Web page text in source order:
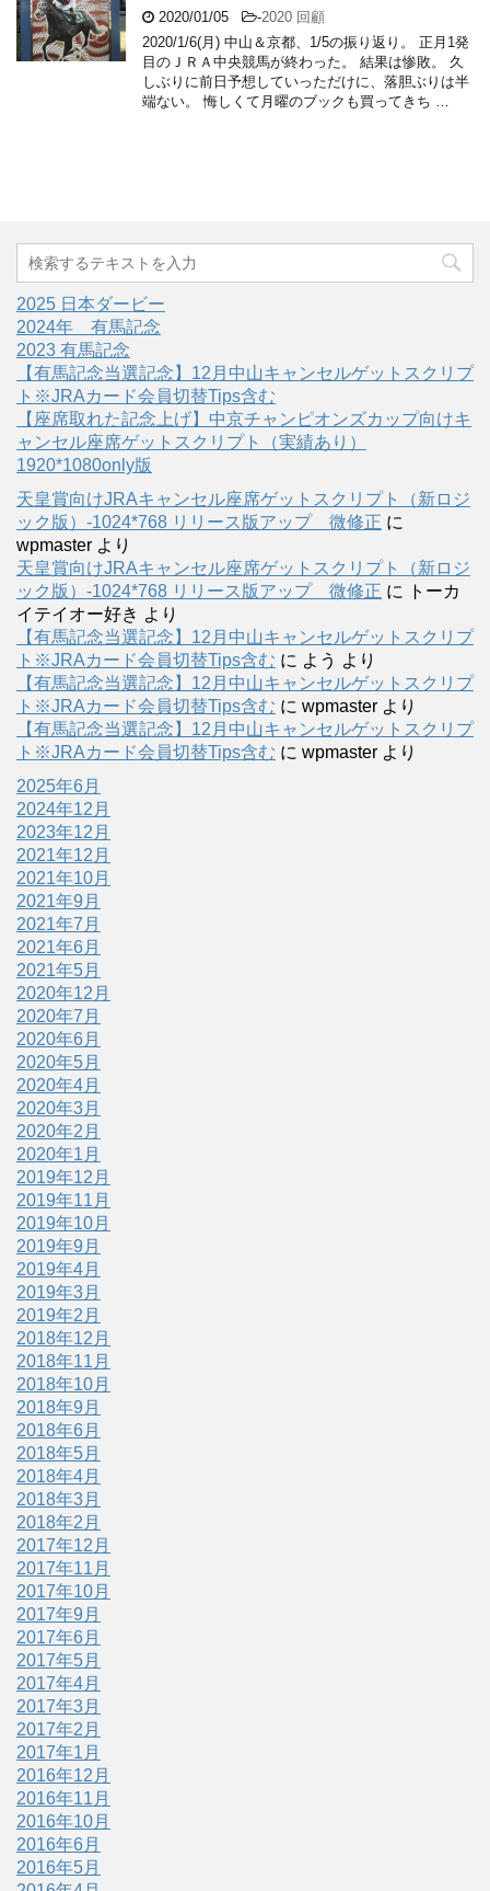
2020/01/05 -2020 回顧
2020/1/6(月) 中山＆京都、1/5の振り返り。 正月1発
目のＪＲＡ中央競馬が終わった。 結果は惨敗。 久
しぶりに前日予想していっただけに、落胆ぶりは半
端ない。 悔しくて月曜のブックも買ってきち …
2025 日本ダービー
2024年 有馬記念
2023 有馬記念
【有馬記念当選記念】12月中山キャンセルゲットスクリプ
ト※JRAカード会員切替Tips含む
【座席取れた記念上げ】中京チャンピオンズカップ向けキ
ャンセル座席ゲットスクリプト（実績あり）
1920*1080only版
天皇賞向けJRAキャンセル座席ゲットスクリプト（新ロジ
ック版）-1024*768 リリース版アップ 微修正 に
wpmaster より
天皇賞向けJRAキャンセル座席ゲットスクリプト（新ロジ
ック版）-1024*768 リリース版アップ 微修正 に
トーカ
イテイオー好き より
【有馬記念当選記念】12月中山キャンセルゲットスクリプ
ト※JRAカード会員切替Tips含む に よう より
【有馬記念当選記念】12月中山キャンセルゲットスクリプ
ト※JRAカード会員切替Tips含む に wpmaster より
【有馬記念当選記念】12月中山キャンセルゲットスクリプ
ト※JRAカード会員切替Tips含む に wpmaster より
2025年6月
2024年12月
2023年12月
2021年12月
2021年10月
2021年9月
2021年7月
2021年6月
2021年5月
2020年12月
2020年7月
2020年6月
2020年5月
2020年4月
2020年3月
2020年2月
2020年1月
2019年12月
2019年11月
2019年10月
2019年9月
2019年4月
2019年3月
2019年2月
2018年12月
2018年11月
2018年10月
2018年9月
2018年6月
2018年5月
2018年4月
2018年3月
2018年2月
2017年12月
2017年11月
2017年10月
2017年9月
2017年6月
2017年5月
2017年4月
2017年3月
2017年2月
2017年1月
2016年12月
2016年11月
2016年10月
2016年6月
2016年5月